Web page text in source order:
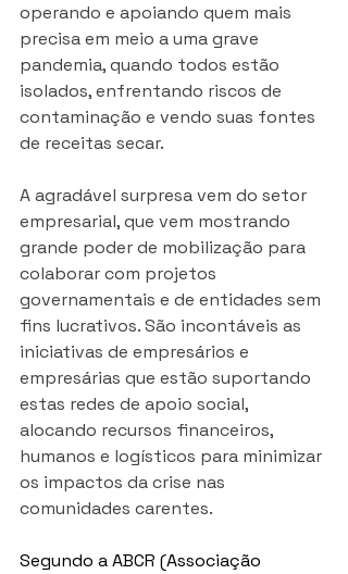
operando e apoiando quem mais
precisa em meio a uma grave
pandemia, quando todos estão
isolados, enfrentando riscos de
contaminação e vendo suas fontes
de receitas secar.
A agradável surpresa vem do setor
empresarial, que vem mostrando
grande poder de mobilização para
colaborar com projetos
governamentais e de entidades sem
fins lucrativos. São incontáveis as
iniciativas de empresários e
empresárias que estão suportando
estas redes de apoio social,
alocando recursos financeiros,
humanos e logísticos para minimizar
os impactos da crise nas
comunidades carentes.
Segundo a ABCR (Associação